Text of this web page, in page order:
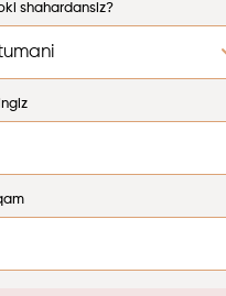
shahardansiz?